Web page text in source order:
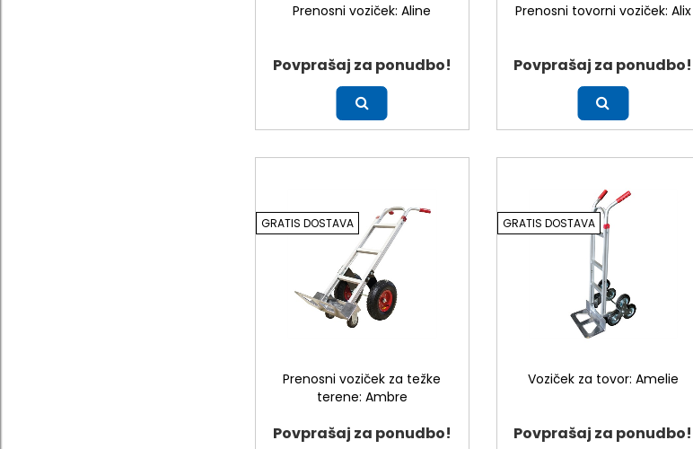
Prenosni voziček: Aline
Povprašaj za ponudbo!
Prenosni tovorni voziček: Alix
Povprašaj za ponudbo!
GRATIS DOSTAVA
Prenosni voziček za težke
terene: Ambre
Povprašaj za ponudbo!
GRATIS DOSTAVA
Voziček za tovor: Amelie
Povprašaj za ponudbo!